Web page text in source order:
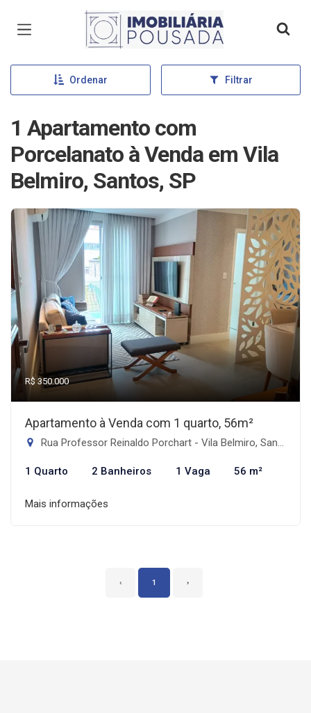
Página inicial
Ordenar Filtrar
1 Apartamento com
Porcelanato à Venda em Vila
Belmiro, Santos, SP
R$ 350.000
Apartamento à Venda com 1 quarto, 56m²
Rua Professor Reinaldo Porchart - Vila Belmiro, Santos-SP
1 Quarto 2 Banheiros 1 Vaga 56 m²
Mais informações
‹ 1 ›